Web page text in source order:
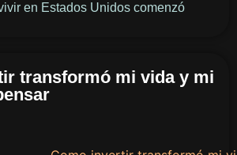
en Estados Unidos comenzó
transformó mi vida y mi